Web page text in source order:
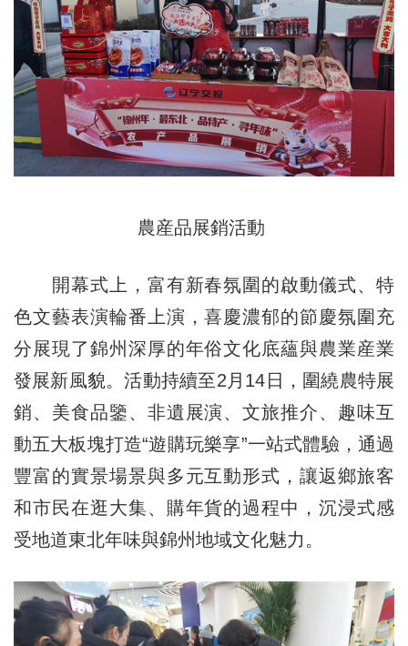
農産品展銷活動
開幕式上，富有新春氛圍的啟動儀式、特
色文藝表演輪番上演，喜慶濃郁的節慶氛圍充
分展現了錦州深厚的年俗文化底蘊與農業産業
發展新風貌。活動持續至2月14日，圍繞農特展
銷、美食品鑒、非遺展演、文旅推介、趣味互
動五大板塊打造“遊購玩樂享”一站式體驗，通過
豐富的實景場景與多元互動形式，讓返鄉旅客
和市民在逛大集、購年貨的過程中，沉浸式感
受地道東北年味與錦州地域文化魅力。